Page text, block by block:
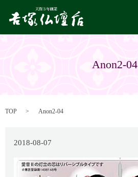
Anon2-04
TOP Anon2-04
2018-08-07